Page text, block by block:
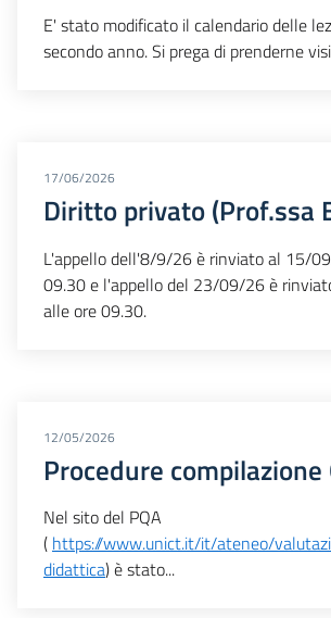
E' stato modificato il calendario delle
secondo anno. Si prega di prenderne
17/06/2026
Diritto privato (Prof.ssa
L'appello dell'8/9/26 è rinviato al 15/
09.30 e l'appello del 23/09/26 è
alle ore 09.30.
12/05/2026
Procedure compilazione
Nel sito del PQA
( https://www.unict.it/it/ateneo/
didattica) è stato...